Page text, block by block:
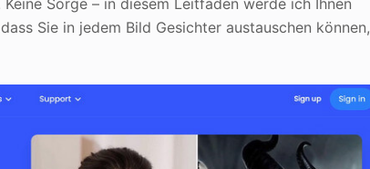
Sorge – in diesem Leitfaden werde ich Ihnen
Sie in jedem Bild Gesichter austauschen können,